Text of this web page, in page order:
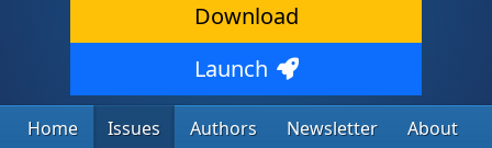
Download
Launch
Home Issues Authors Newsletter
About